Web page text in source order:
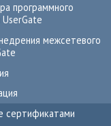
программного
межсетевого
сертификатами